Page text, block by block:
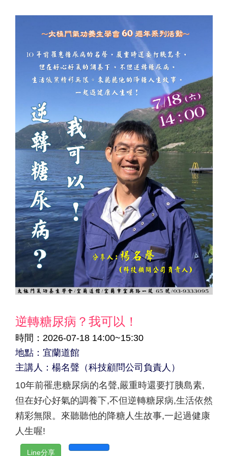
逆轉糖尿病？我可以！
時間：2026-07-18 14:00~15:30
地點：宜蘭道館
主講人：楊名聲（科技顧問公司負責人）
10年前罹患糖尿病的名聲,嚴重時還要打胰島素,
但在好心好氣的調養下,不但逆轉糖尿病,生活依然
精彩無限。來聽聽他的降糖人生故事,一起過健康
人生喔!
Line分享